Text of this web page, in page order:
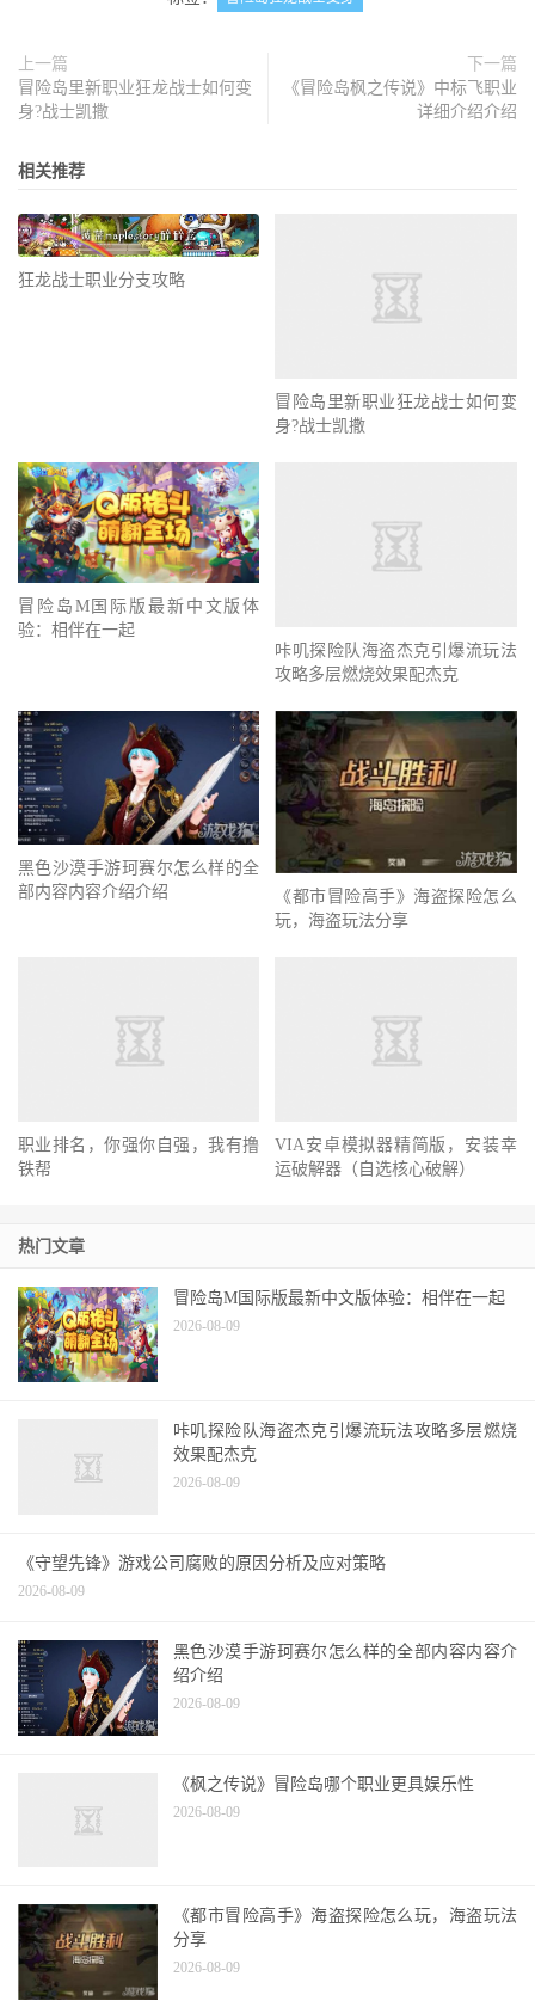
上一篇
冒险岛里新职业狂龙战士如何变
身?战士凯撒
下一篇
《冒险岛枫之传说》中标飞职业
详细介绍介绍
相关推荐
狂龙战士职业分支攻略
冒险岛里新职业狂龙战士如何变
身?战士凯撒
冒险岛M国际版最新中文版体
验：相伴在一起
黑色沙漠手游珂赛尔怎么样的全
部内容内容介绍介绍
《都市冒险高手》海盗探险怎么
玩，海盗玩法分享
2026-08-09
2026-08-09
2026-08-09